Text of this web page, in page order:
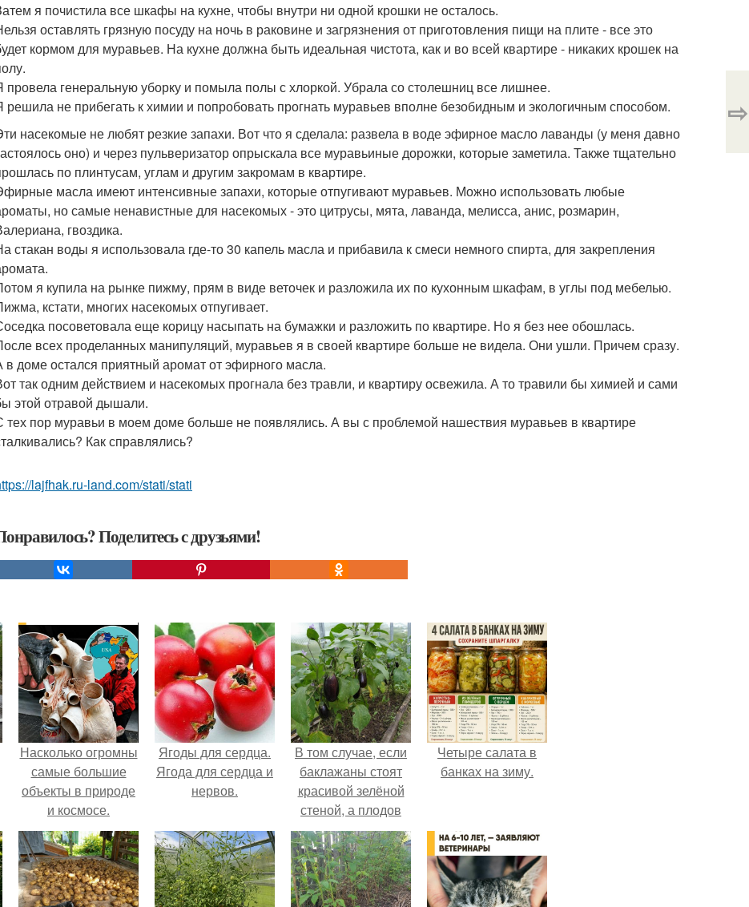
я почистила все шкафы на кухне, чтобы внутри ни одной крошки не осталось.
оставлять грязную посуду на ночь в раковине и загрязнения от приготовления пищи на плите - все это
кормом для муравьев. На кухне должна быть идеальная чистота, как и во всей квартире - никаких крошек на
провела генеральную уборку и помыла полы с хлоркой. Убрала со столешниц все лишнее.
решила не прибегать к химии и попробовать прогнать муравьев вполне безобидным и экологичным способом.
насекомые не любят резкие запахи. Вот что я сделала: развела в воде эфирное масло лаванды (у меня давно
оно) и через пульверизатор опрыскала все муравьиные дорожки, которые заметила. Также тщательно
по плинтусам, углам и другим закромам в квартире.
масла имеют интенсивные запахи, которые отпугивают муравьев. Можно использовать любые
но самые ненавистные для насекомых - это цитрусы, мята, лаванда, мелисса, анис, розмарин,
гвоздика.
стакан воды я использовала где-то 30 капель масла и прибавила к смеси немного спирта, для закрепления
я купила на рынке пижму, прям в виде веточек и разложила их по кухонным шкафам, в углы под мебелью.
кстати, многих насекомых отпугивает.
посоветовала еще корицу насыпать на бумажки и разложить по квартире. Но я без нее обошлась.
всех проделанных манипуляций, муравьев я в своей квартире больше не видела. Они ушли. Причем сразу.
в доме остался приятный аромат от эфирного масла.
так одним действием и насекомых прогнала без травли, и квартиру освежила. А то травили бы химией и сами
этой отравой дышали.
тех пор муравьи в моем доме больше не появлялись. А вы с проблемой нашествия муравьев в квартире
Как справлялись?
lajfhak.ru-land.com/stati/stati
Поделитесь с друзьями!
⇨
Насколько огромны
самые большие
объекты в природе
и космосе.
Ягоды для сердца.
Ягода для сердца и
нервов.
В том случае, если
баклажаны стоят
красивой зелёной
стеной, а плодов
почти не видно -
радоваться тут
нечему.
Четыре салата в
банках на зиму.